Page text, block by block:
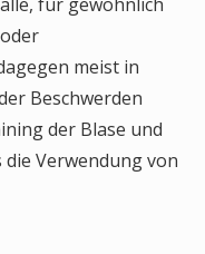
meist in
Beschwerden
der Blase und
Verwendung von